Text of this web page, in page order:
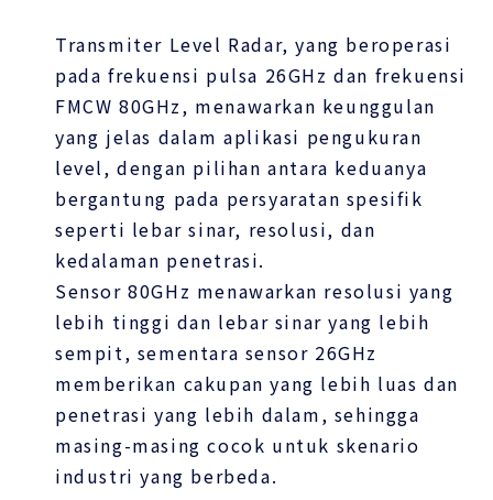
Transmiter Level Radar, yang beroperasi
pada frekuensi pulsa 26GHz dan frekuensi
FMCW 80GHz, menawarkan keunggulan
yang jelas dalam aplikasi pengukuran
level, dengan pilihan antara keduanya
bergantung pada persyaratan spesifik
seperti lebar sinar, resolusi, dan
kedalaman penetrasi.
Sensor 80GHz menawarkan resolusi yang
lebih tinggi dan lebar sinar yang lebih
sempit, sementara sensor 26GHz
memberikan cakupan yang lebih luas dan
penetrasi yang lebih dalam, sehingga
masing-masing cocok untuk skenario
industri yang berbeda.